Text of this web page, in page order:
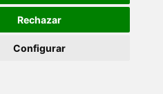
Rechazar
Configurar
preferences